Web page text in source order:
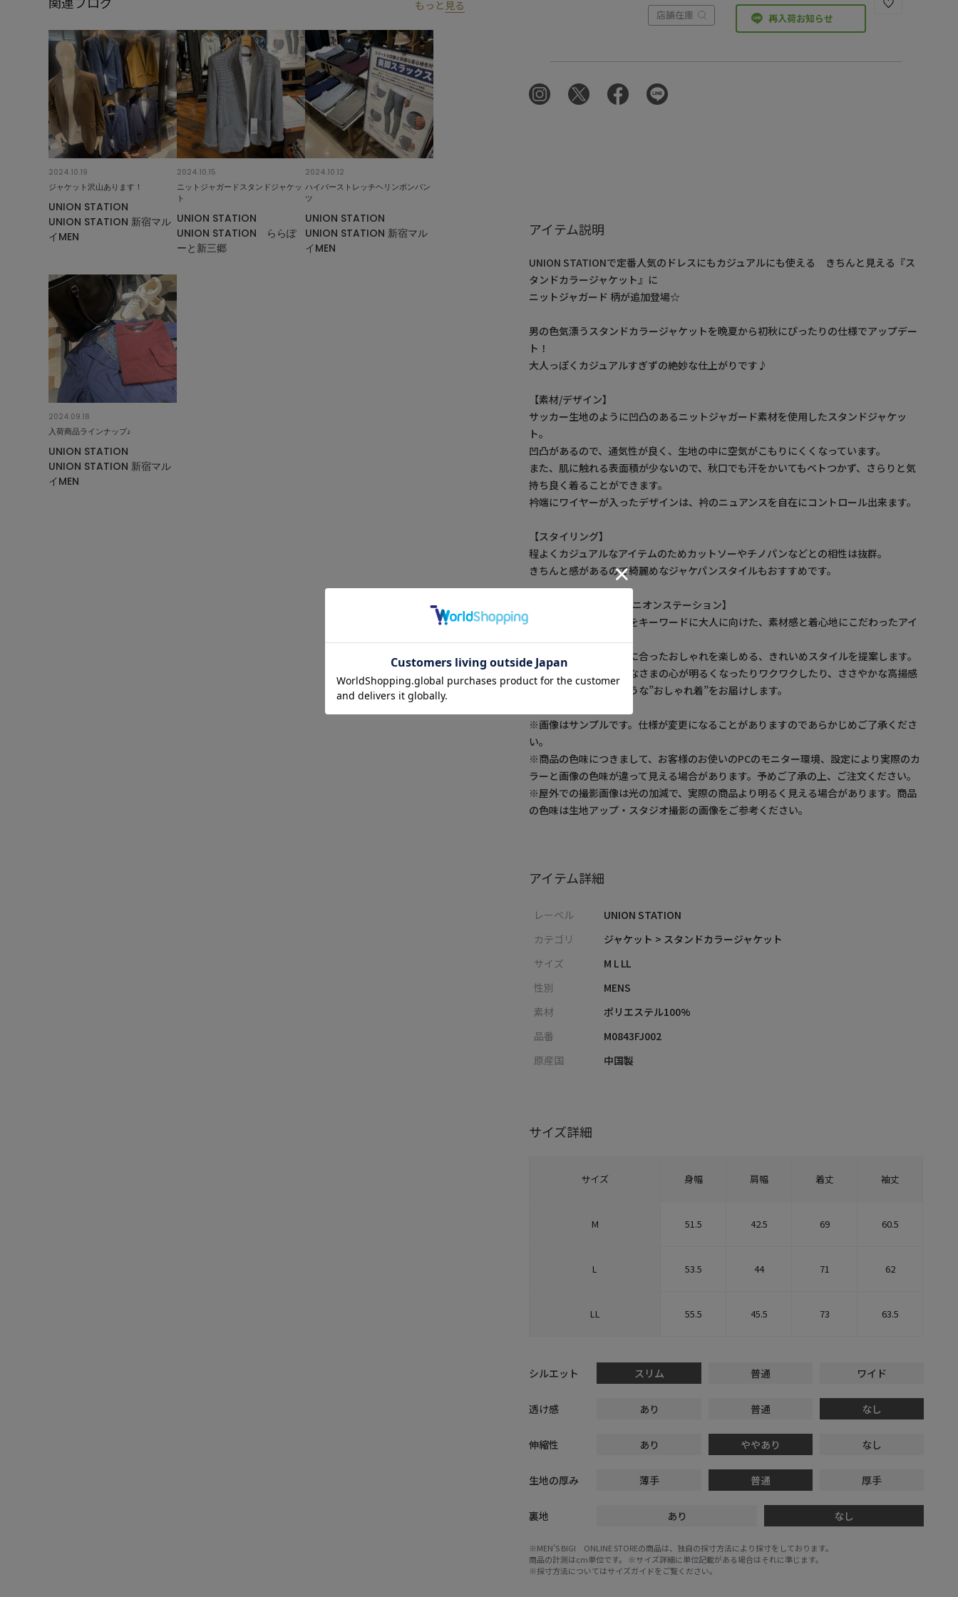
もっと 見る
2024.10.19
ジャケット沢山あります！
UNION STATION
UNION STATION 新宿マル
イMEN
2024.10.15
ニットジャガードスタンドジャケッ
ト
UNION STATION
UNION STATION ららぽ
ーと新三郷
2024.10.12
ハイパーストレッチヘリンボンパン
ツ
UNION STATION
UNION STATION 新宿マル
イMEN
2024.09.18
入荷商品ラインナップ♪
UNION STATION
UNION STATION 新宿マル
イMEN
店舗在庫 再入荷お知らせ
アイテム説明
UNION STATIONで定番人気のドレスにもカジュアルにも使える きちんと見える『ス
タンドカラージャケット』に
ニットジャガード 柄が追加登場☆
男の色気漂うスタンドカラージャケットを晩夏から初秋にぴったりの仕様でアップデー
ト！
大人っぽくカジュアルすぎずの絶妙な仕上がりです♪
【素材/デザイン】
サッカー生地のように凹凸のあるニットジャガード素材を使用したスタンドジャケッ
ト。
凹凸があるので、通気性が良く、生地の中に空気がこもりにくくなっています。
また、肌に触れる表面積が少ないので、秋口でも汗をかいてもベトつかず、さらりと気
持ち良く着ることができます。
衿端にワイヤーが入ったデザインは、衿のニュアンスを自在にコントロール出来ます。
【スタイリング】
程よくカジュアルなアイテムのためカットソーやチノパンなどとの相性は抜群。
きちんと感があるので綺麗めなジャケパンスタイルもおすすめです。
【UNION STATION/ ユニオンステーション】
「さりげない上品さ」をキーワードに大人に向けた、素材感と着心地にこだわったアイ
テムを展開。
肩ひじを張らずに自分に合ったおしゃれを楽しめる、きれいめスタイルを提案します。
私たちは服を通してみなさまの心が明るくなったりワクワクしたり、ささやかな高揚感
を感じていただけるような”おしゃれ着”をお届けします。
※画像はサンプルです。仕様が変更になることがありますのであらかじめご了承くださ
い。
※商品の色味につきまして、お客様のお使いのPCのモニター環境、設定により実際のカ
ラーと画像の色味が違って見える場合があります。予めご了承の上、ご注文ください。
※屋外での撮影画像は光の加減で、実際の商品より明るく見える場合があります。商品
の色味は生地アップ・スタジオ撮影の画像をご参考ください。
アイテム詳細
レーベル
UNION STATION
カテゴリ
ジャケット > スタンドカラージャケット
サイズ
M L LL
性別
MENS
素材
ポリエステル100%
品番
M0843FJ002
原産国
中国製
サイズ詳細
サイズ 身幅 肩幅 着丈 袖丈
M 51.5 42.5 69 60.5
L 53.5 44 71 62
LL 55.5 45.5 73 63.5
シルエット スリム 普通 ワイド
透け感 あり 普通 なし
伸縮性 あり ややあり なし
生地の厚み 薄手 普通 厚手
裏地 あり なし
※MEN'S BIGI ONLINE STOREの商品は、独自の採寸方法により採寸をしております。
商品の計測はcm単位です。 ※サイズ詳細に単位記載がある場合はそれに準じます。
※採寸方法についてはサイズガイドをご覧ください。